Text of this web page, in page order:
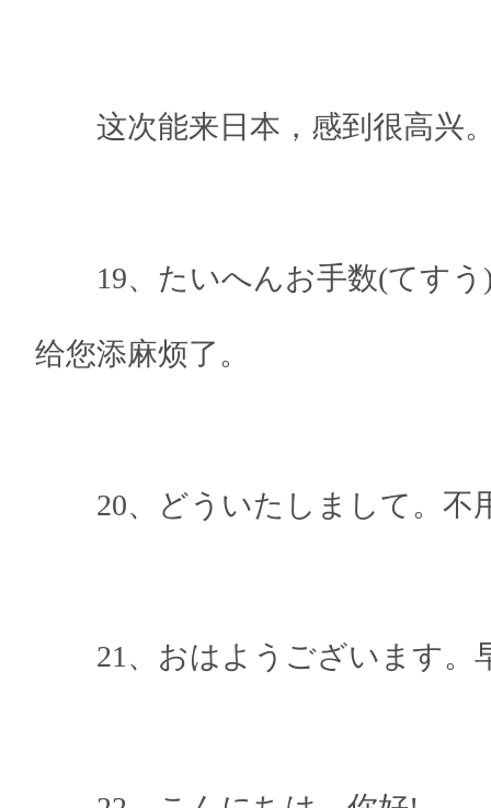
这次能来日本，感到很高兴
19、たいへんお手数(てすう
给您添麻烦了。
20、どういたしまして。不
21、おはようございます。